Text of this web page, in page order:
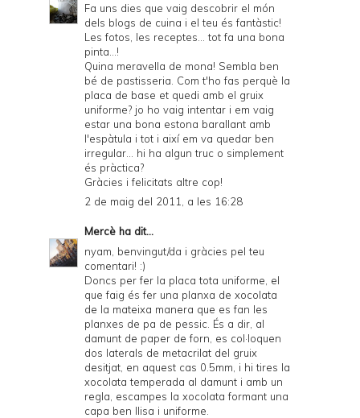
Fa uns dies que vaig descobrir el món
dels blogs de cuina i el teu és fantàstic!
Les fotos, les receptes... tot fa una bona
pinta...!
Quina meravella de mona! Sembla ben
bé de pastisseria. Com t'ho fas perquè la
placa de base et quedi amb el gruix
uniforme? jo ho vaig intentar i em vaig
estar una bona estona barallant amb
l'espàtula i tot i així em va quedar ben
irregular... hi ha algun truc o simplement
és pràctica?
Gràcies i felicitats altre cop!
2 de maig del 2011, a les 16:28
Mercè ha dit...
nyam, benvingut/da i gràcies pel teu
comentari! :)
Doncs per fer la placa tota uniforme, el
que faig és fer una planxa de xocolata
de la mateixa manera que es fan les
planxes de pa de pessic. És a dir, al
damunt de paper de forn, es col·loquen
dos laterals de metacrilat del gruix
desitjat, en aquest cas 0.5mm, i hi tires la
xocolata temperada al damunt i amb un
regla, escampes la xocolata formant una
capa ben llisa i uniforme.